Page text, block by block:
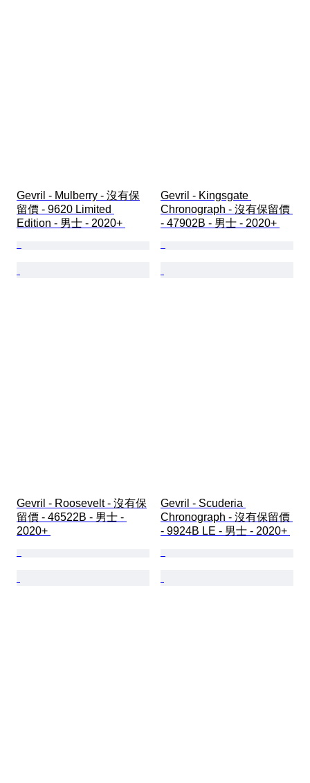
Gevril - Mulberry - 沒有保
留價 - 9620 Limited
Edition - 男士 - 2020+
Gevril - Kingsgate
Chronograph - 沒有保留價
- 47902B - 男士 - 2020+
Gevril - Roosevelt - 沒有保
留價 - 46522B - 男士 -
2020+
Gevril - Scuderia
Chronograph - 沒有保留價
- 9924B LE - 男士 - 2020+